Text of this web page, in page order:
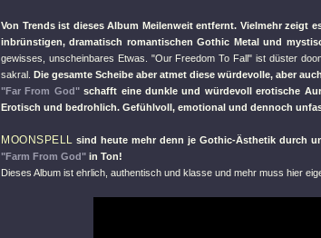
Von Trends ist dieses Album Meilenweit entfernt. Vielmehr zeigt
inbrünstigen, dramatisch romantischen Gothic Metal und
gewisses, unscheinbares Etwas. "Our Freedom To Fall" ist düster
sakral. Die gesamte Scheibe aber atmet diese würdevolle, aber
"Far From God"schafft eine dunkle und würdevoll erotische
Erotisch und bedrohlich. Gefühlvoll, emotional und dennoch
MOONSPELL sind heute mehr denn je Gothic-Ästhetik durch
"Farm From God" in Ton!
Dieses Album ist ehrlich, authentisch und klasse und mehr muss hier